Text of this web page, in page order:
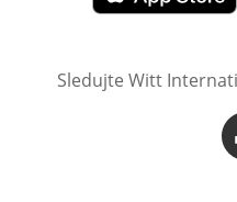
Otevře v novém
Sledujte Witt